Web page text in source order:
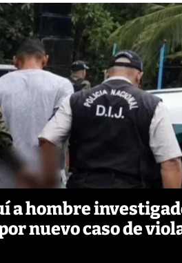
a hombre
nuevo caso de